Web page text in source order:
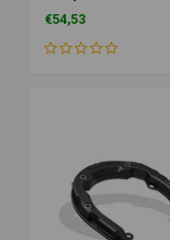
RACK met Adapter
Plate | Zwart
€54,53